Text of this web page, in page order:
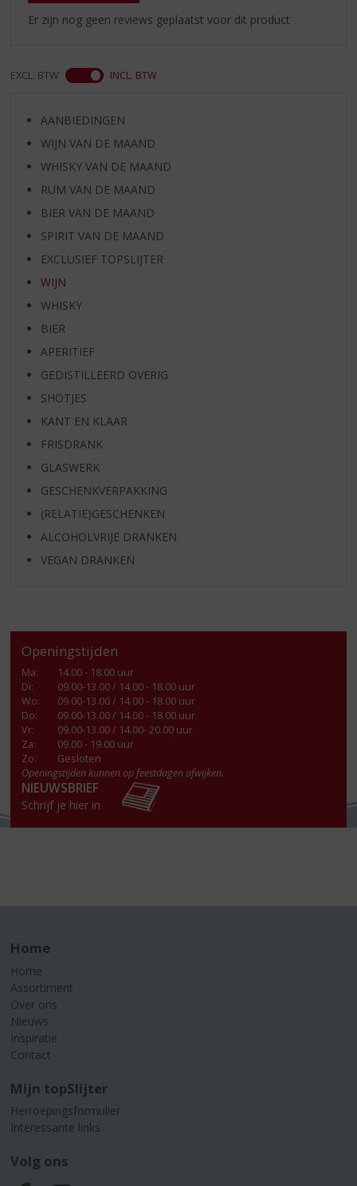
Er zijn nog geen reviews geplaatst voor dit product
EXCL. BTW INCL. BTW
AANBIEDINGEN
WIJN VAN DE MAAND
WHISKY VAN DE MAAND
RUM VAN DE MAAND
BIER VAN DE MAAND
SPIRIT VAN DE MAAND
EXCLUSIEF TOPSLIJTER
WIJN
WHISKY
BIER
APERITIEF
GEDISTILLEERD OVERIG
SHOTJES
KANT EN KLAAR
FRISDRANK
GLASWERK
GESCHENKVERPAKKING
(RELATIE)GESCHENKEN
ALCOHOLVRIJE DRANKEN
VEGAN DRANKEN
Openingstijden
Ma:
14.00 - 18.00 uur
Di:
09.00-13.00 / 14.00 - 18.00 uur
Wo:
09.00-13.00 / 14.00 - 18.00 uur
Do:
09.00-13.00 / 14.00 - 18.00 uur
Vr:
09.00-13.00 / 14.00- 20.00 uur
Za:
09.00 - 19.00 uur
Zo:
Gesloten
Openingstijden kunnen op feestdagen afwijken.
NIEUWSBRIEF
Schrijf je hier in
Home
Home
Assortiment
Over ons
Nieuws
Inspiratie
Contact
Mijn topSlijter
Herroepingsformulier
Interessante links
Volg ons